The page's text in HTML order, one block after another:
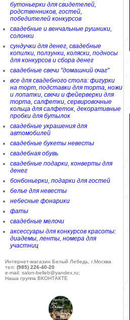
бутоньерки для свидетелей,
родственников, гостей,
победителей конкурсов
свадебные и венчальные рушники,
солонки
сундучки для денег, свадебные
копилки, ползунки, коляски, подносы
для конкурсов и сбора денег
свадебные свечи "домашний очаг"
все для свадебного стола: фигурки
на торт, подставки для торта, ножи
и лопатки, свечи и фейерверки для
торта, салфетки, сервировочные
кольца для салфеток, декоративные
пробки для бутылок
свадебные украшения для
автомобилей
свадебные букеты невесты
свадебная обувь
свадебные подарки, конверты для
денег
бонбоньерки, подарки для гостей
белье для невесты
небесные фонарики
фаты
свадебные мелочи
аксессуары для конкурсов красоты:
диадемы, ленты, номера для
участниц
Интернет-магазин Белый Лебедь, г.Москва
тел: (985) 226-40-20
e-mail: salon-belleb@yandex.ru;
Наша группа ВКОНТАКТЕ